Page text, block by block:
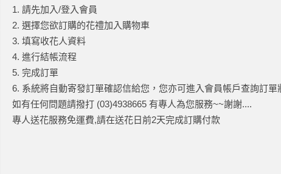
1. 請先加入/登入會員
2. 選擇您欲訂購的花禮加入購物車
3. 填寫收花人資料
4. 進行結帳流程
5. 完成訂單
6. 系統將自動寄發訂單確認信給您，您亦可進入會員帳戶查詢訂單
如有任何問題請撥打 (03)4938665 有專人為您服務~~謝謝....
專人送花服務免運費,請在送花日前2天完成訂購付款